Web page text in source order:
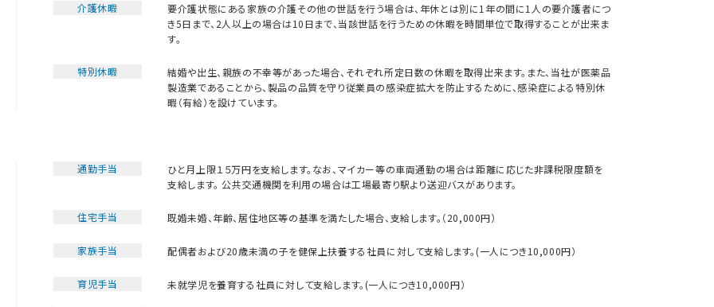
介護休暇
要介護状態にある家族の介護その他の世話を行う場合は、年休とは別に1年の間に1人の要介護者につ
き5日まで、2人以上の場合は10日まで、当該世話を行うための休暇を時間単位で取得することが出来ま
す。
特別休暇
結婚や出生、親族の不幸等があった場合、それぞれ所定日数の休暇を取得出来ます。また、当社が医薬品
製造業であることから、製品の品質を守り従業員の感染症拡大を防止するために、感染症による特別休
暇（有給）を設けています。
通勤手当
ひと月上限１５万円を支給します。なお、マイカー等の車両通勤の場合は距離に応じた非課税限度額を
支給します。 公共交通機関を利用の場合は工場最寄り駅より送迎バスがあります。
住宅手当 既婚未婚、年齢、居住地区等の基準を満たした場合、支給します。（20,000円）
家族手当 配偶者および20歳未満の子を健保上扶養する社員に対して支給します。(一人につき10,000円）
育児手当 未就学児を養育する社員に対して支給します。(一人につき10,000円）